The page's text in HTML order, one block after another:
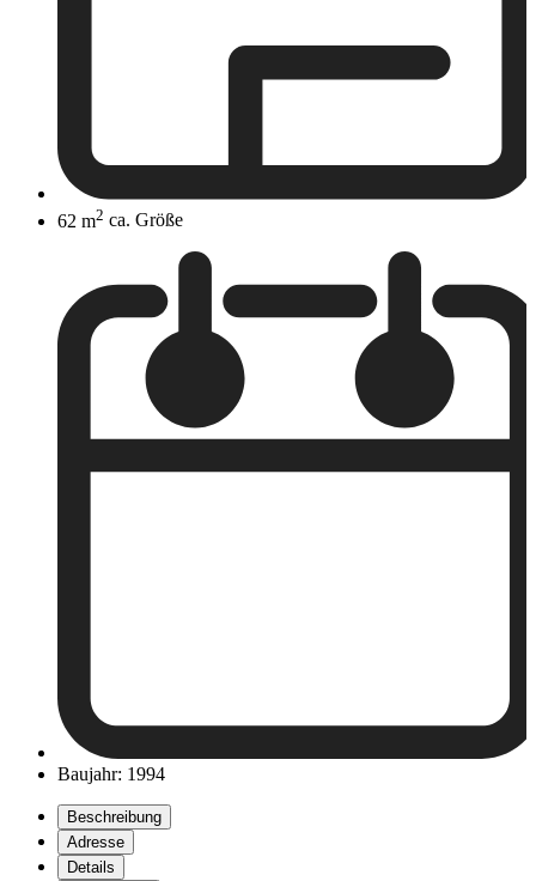
62 m2 ca. Größe
Baujahr: 1994
Beschreibung
Adresse
Details